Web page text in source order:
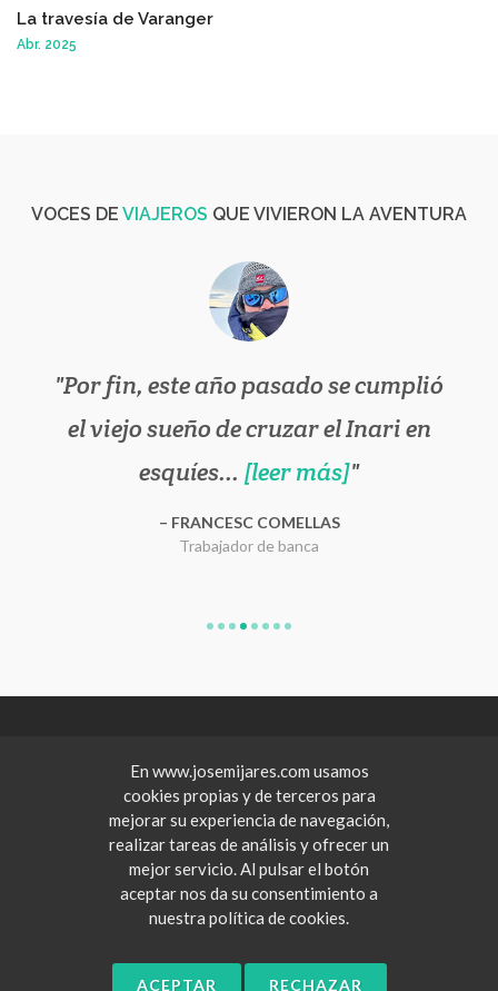
La travesía de Varanger
Abr. 2025
VOCES DE VIAJEROS QUE VIVIERON LA AVENTURA
[leer más]
[leer más]
Empresario
[leer más]
Abogada
Por fin, este año pasado se cumplió
el viejo sueño de cruzar el Inari en
esquíes... [leer más]
FRANCESC COMELLAS
Trabajador de banca
más]
[leer más]
Farmacéutico
[leer más]
Consultor político
[leer más]
Bombero
Copyrights © 2026 All Rights Reserved by
José Mijares.
En www.josemijares.com usamos
cookies propias y de terceros para
mejorar su experiencia de navegación,
realizar tareas de análisis y ofrecer un
mejor servicio. Al pulsar el botón
aceptar nos da su consentimiento a
nuestra política de cookies.
ACEPTAR RECHAZAR